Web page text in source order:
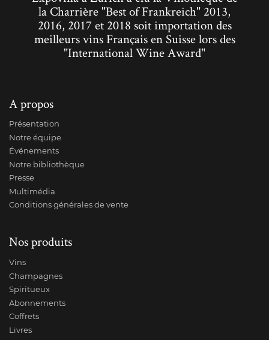
la Charrière "Best of Frankreich" 2013,
2016, 2017 et 2018 soit importation des
meilleurs vins Français en Suisse lors des
"International Wine Award"
A propos
Présentation
Notre équipe
Événements
Notre bibliothèque
Presse
Multimédia
Conditions générales de vente
Nos produits
Vins
Champagnes
Spiritueux
Abonnements
Coffrets
Livres